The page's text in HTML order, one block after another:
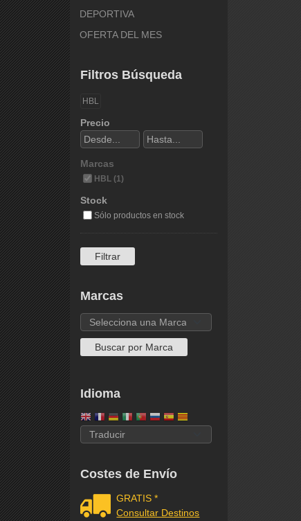
DEPORTIVA
OFERTA DEL MES
Filtros Búsqueda
HBL
Precio
Marcas
HBL (1)
Stock
Sólo productos en stock
Marcas
Idioma
Costes de Envío
GRATIS *
Consultar Destinos